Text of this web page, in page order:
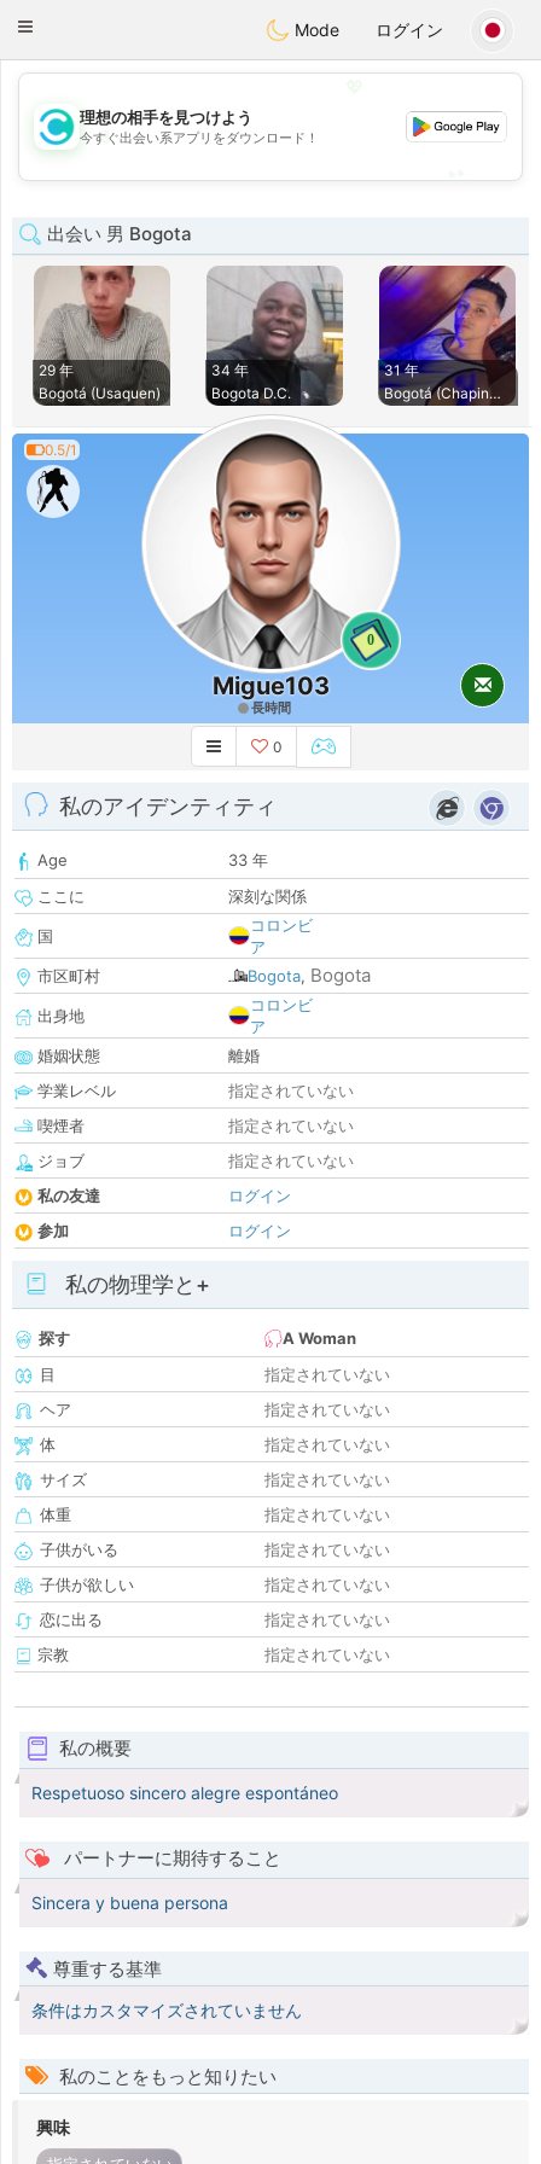
olombiaCitas
Toggle
Mode ログイン
💖
💕
理想の相手を見つけよう
今すぐ出会い系アプリをダウンロード！
出会い 男 Bogota
29 年
Bogotá (Usaquen)
34 年
Bogota D.C.
31 年
Bogotá (Chapinero)
0.5/1
0
Migue103
長時間
0
私のアイデンティティ
Age
33 年
ここに
深刻な関係
国
コロンビ
ア
市区町村
Bogota, Bogota
出身地
コロンビ
ア
婚姻状態
離婚
学業レベル
指定されていない
喫煙者
指定されていない
ジョブ
指定されていない
私の友達
ログイン
参加
ログイン
私の物理学と+
探す
A Woman
目
指定されていない
ヘア
指定されていない
体
指定されていない
サイズ
指定されていない
体重
指定されていない
子供がいる
指定されていない
子供が欲しい
指定されていない
恋に出る
指定されていない
宗教
指定されていない
私の概要
Respetuoso sincero alegre espontáneo
パートナーに期待すること
Sincera y buena persona
尊重する基準
条件はカスタマイズされていません
私のことをもっと知りたい
興味